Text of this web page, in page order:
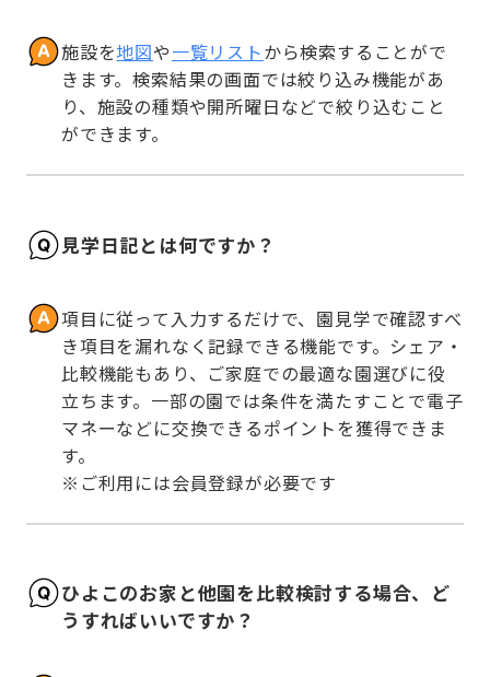
施設を地図や一覧リストから検索することがで
きます。検索結果の画面では絞り込み機能があ
り、施設の種類や開所曜日などで絞り込むこと
ができます。
見学日記とは何ですか？
項目に従って入力するだけで、園見学で確認すべ
き項目を漏れなく記録できる機能です。シェア・
比較機能もあり、ご家庭での最適な園選びに役
立ちます。一部の園では条件を満たすことで電子
マネーなどに交換できるポイントを獲得できま
す。
※ご利用には会員登録が必要です
ひよこのお家と他園を比較検討する場合、ど
うすればいいですか？